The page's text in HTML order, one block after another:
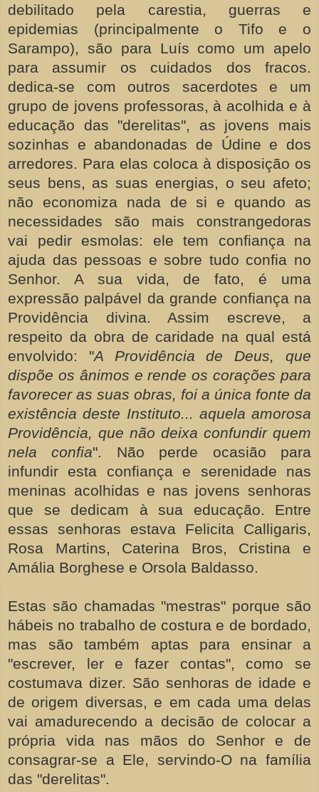
debilitado pela carestia, guerras e
epidemias (principalmente o Tifo e o
Sarampo), são para Luís como um apelo
para assumir os cuidados dos fracos.
dedica-se com outros sacerdotes e um
grupo de jovens professoras, à acolhida e à
educação das "derelitas", as jovens mais
sozinhas e abandonadas de Údine e dos
arredores. Para elas coloca à disposição os
seus bens, as suas energias, o seu afeto;
não economiza nada de si e quando as
necessidades são mais constrangedoras
vai pedir esmolas: ele tem confiança na
ajuda das pessoas e sobre tudo confia no
Senhor. A sua vida, de fato, é uma
expressão palpável da grande confiança na
Providência divina. Assim escreve, a
respeito da obra de caridade na qual está
envolvido: "A Providência de Deus, que
dispõe os ânimos e rende os corações para
favorecer as suas obras, foi a única fonte da
existência deste Instituto... aquela amorosa
Providência, que não deixa confundir quem
nela confia". Não perde ocasião para
infundir esta confiança e serenidade nas
meninas acolhidas e nas jovens senhoras
que se dedicam à sua educação. Entre
essas senhoras estava Felicita Calligaris,
Rosa Martins, Caterina Bros, Cristina e
Amália Borghese e Orsola Baldasso.
Estas são chamadas "mestras" porque são
hábeis no trabalho de costura e de bordado,
mas são também aptas para ensinar a
"escrever, ler e fazer contas", como se
costumava dizer. São senhoras de idade e
de origem diversas, e em cada uma delas
vai amadurecendo a decisão de colocar a
própria vida nas mãos do Senhor e de
consagrar-se a Ele, servindo-O na família
das "derelitas".